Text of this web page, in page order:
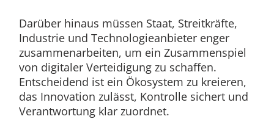
Darüber hinaus müssen Staat, Streitkräfte,
Industrie und Technologieanbieter enger
zusammenarbeiten, um ein Zusammenspiel
von digitaler Verteidigung zu schaffen.
Entscheidend ist ein Ökosystem zu kreieren,
das Innovation zulässt, Kontrolle sichert und
Verantwortung klar zuordnet.